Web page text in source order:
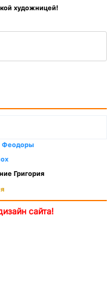
художницей!
Феодоры
Григория
сайта!